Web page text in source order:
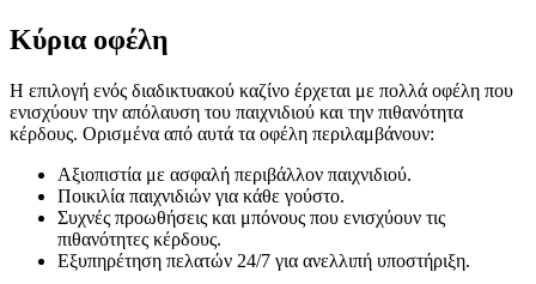
Κύρια οφέλη
Η επιλογή ενός διαδικτυακού καζίνο έρχεται με πολλά οφέλη που
ενισχύουν την απόλαυση του παιχνιδιού και την πιθανότητα
κέρδους. Ορισμένα από αυτά τα οφέλη περιλαμβάνουν:
Αξιοπιστία με ασφαλή περιβάλλον παιχνιδιού.
Ποικιλία παιχνιδιών για κάθε γούστο.
Συχνές προωθήσεις και μπόνους που ενισχύουν τις
πιθανότητες κέρδους.
Εξυπηρέτηση πελατών 24/7 για ανελλιπή υποστήριξη.